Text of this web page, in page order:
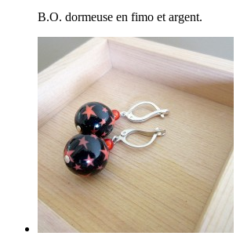
B.O. dormeuse en fimo et argent.